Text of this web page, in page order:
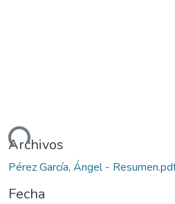
Archivos
Pérez García, Ángel -
Fecha